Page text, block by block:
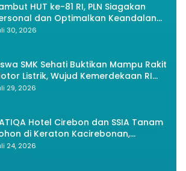
HUT ke-81 RI, PLN Siagakan
dan Optimalkan Keandalan
Transmisi
30, 2026
SMK Sehati Buktikan Mampu Rakit
Listrik, Wujud Kemerdekaan RI
Inovasi dan Kemandirian
29, 2026
Hotel Cirebon dan SSIA Tanam
di Keraton Kacirebonan,
Budaya dan Lingkungan
24, 2026